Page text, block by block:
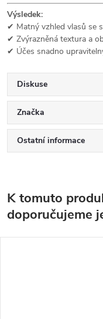
Výsledek:
✔ Matný vzhled vlasů se
✔ Zvýrazněná textura a
✔ Účes snadno
Diskuse
Značka
Ostatní informace
K tomuto
doporučujeme